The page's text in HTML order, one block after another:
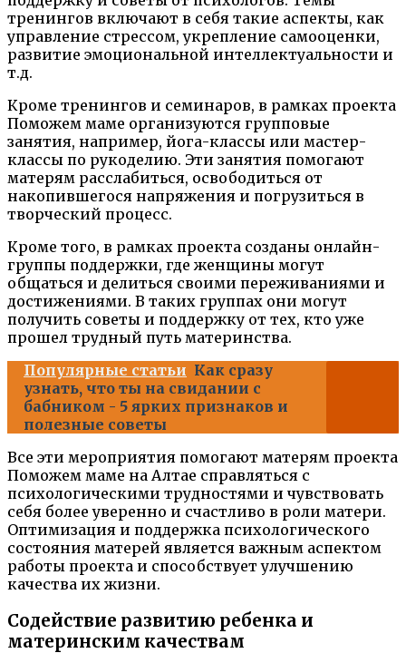
тренингов включают в себя такие аспекты, как
управление стрессом, укрепление самооценки,
развитие эмоциональной интеллектуальности и
т.д.
Кроме тренингов и семинаров, в рамках проекта
Поможем маме организуются групповые
занятия, например, йога-классы или мастер-
классы по рукоделию. Эти занятия помогают
матерям расслабиться, освободиться от
накопившегося напряжения и погрузиться в
творческий процесс.
Кроме того, в рамках проекта созданы онлайн-
группы поддержки, где женщины могут
общаться и делиться своими переживаниями и
достижениями. В таких группах они могут
получить советы и поддержку от тех, кто уже
прошел трудный путь материнства.
Популярные статьи Как сразу
узнать, что ты на свидании с
бабником - 5 ярких признаков и
полезные советы
Все эти мероприятия помогают матерям проекта
Поможем маме на Алтае справляться с
психологическими трудностями и чувствовать
себя более уверенно и счастливо в роли матери.
Оптимизация и поддержка психологического
состояния матерей является важным аспектом
работы проекта и способствует улучшению
качества их жизни.
Содействие развитию ребенка и
материнским качествам